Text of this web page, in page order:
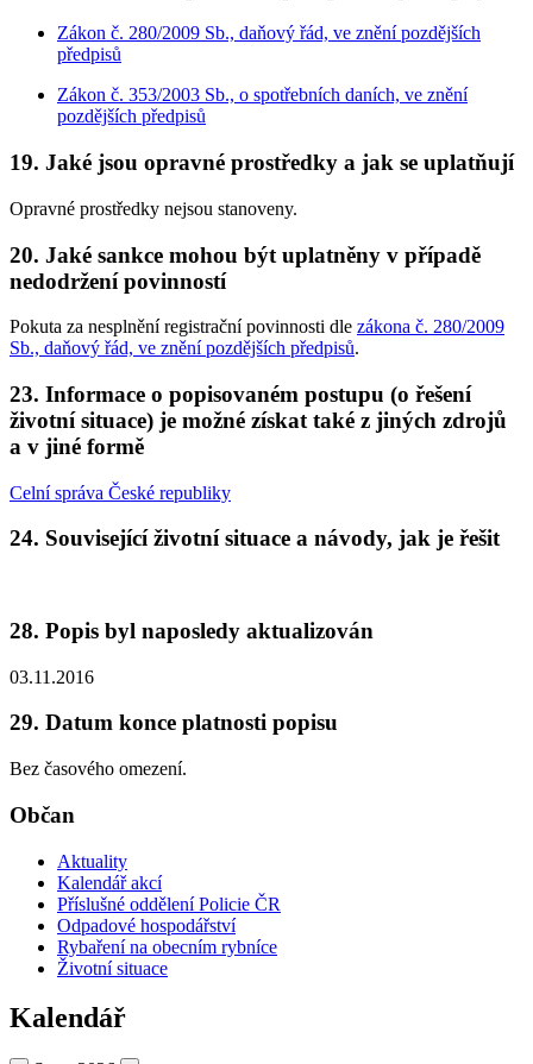
Zákon č. 280/2009 Sb., daňový řád, ve znění pozdějších
předpisů
Zákon č. 353/2003 Sb., o spotřebních daních, ve znění
pozdějších předpisů
19. Jaké jsou opravné prostředky a jak se uplatňují
Opravné prostředky nejsou stanoveny.
20. Jaké sankce mohou být uplatněny v případě
nedodržení povinností
Pokuta za nesplnění registrační povinnosti dle zákona č. 280/2009
Sb., daňový řád, ve znění pozdějších předpisů.
23. Informace o popisovaném postupu (o řešení
životní situace) je možné získat také z jiných zdrojů
a v jiné formě
Celní správa České republiky
24. Související životní situace a návody, jak je řešit
28. Popis byl naposledy aktualizován
03.11.2016
29. Datum konce platnosti popisu
Bez časového omezení.
Občan
Aktuality
Kalendář akcí
Příslušné oddělení Policie ČR
Odpadové hospodářství
Rybaření na obecním rybníce
Životní situace
Kalendář